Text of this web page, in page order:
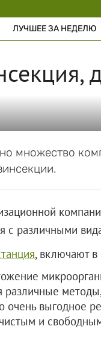
ЛУЧШЕЕ ЗА НЕДЕЛЮ
множество
с различными
, включают в
очень выгодное
и